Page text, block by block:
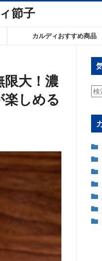
節子
カルディおすすめ商品
大！濃
しめる
検